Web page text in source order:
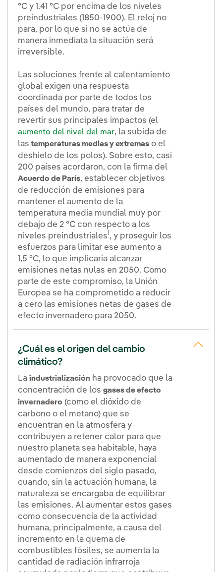
°C y 1.41 °C por encima de los niveles
preindustriales (1850-1900). El reloj no
para, por lo que si no se actúa de
manera inmediata la situación será
irreversible.
Las soluciones frente al calentamiento
global exigen una respuesta
coordinada por parte de todos los
países del mundo, para tratar de
revertir sus principales impactos (el
aumento del nivel del mar, la subida de
las temperaturas medias y extremas o el
deshielo de los polos). Sobre esto, casi
200 países acordaron, con la firma del
Acuerdo de París, establecer objetivos
de reducción de emisiones para
mantener el aumento de la
temperatura media mundial muy por
debajo de 2 °C con respecto a los
niveles preindustriales , y proseguir los
esfuerzos para limitar ese aumento a
1,5 °C, lo que implicaría alcanzar
emisiones netas nulas en 2050. Como
parte de este compromiso, la Unión
Europea se ha comprometido a reducir
a cero las emisiones netas de gases de
efecto invernadero para 2050.
¿Cuál es el origen del cambio
climático?
La industrialización ha provocado que la
concentración de los gases de efecto
invernadero (como el dióxido de
carbono o el metano) que se
encuentran en la atmosfera y
contribuyen a retener calor para que
nuestro planeta sea habitable, haya
aumentado de manera exponencial
desde comienzos del siglo pasado,
cuando, sin la actuación humana, la
naturaleza se encargaba de equilibrar
las emisiones. Al aumentar estos gases
como consecuencia de la actividad
humana, principalmente, a causa del
incremento en la quema de
combustibles fósiles, se aumenta la
cantidad de radiación infrarroja